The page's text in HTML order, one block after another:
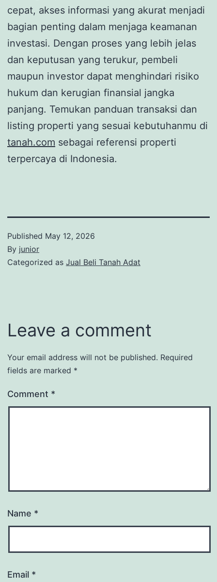
cepat, akses informasi yang akurat menjadi
bagian penting dalam menjaga keamanan
investasi. Dengan proses yang lebih jelas
dan keputusan yang terukur, pembeli
maupun investor dapat menghindari risiko
hukum dan kerugian finansial jangka
panjang. Temukan panduan transaksi dan
listing properti yang sesuai kebutuhanmu di
tanah.com sebagai referensi properti
terpercaya di Indonesia.
Published May 12, 2026
By junior
Categorized as Jual Beli Tanah Adat
Leave a comment
Your email address will not be published. Required
fields are marked *
Comment *
Name *
Email *